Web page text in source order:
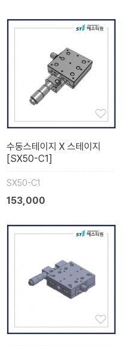
수동스테이지 X 스테이지
[SX50-C1]
SX50-C1
153,000